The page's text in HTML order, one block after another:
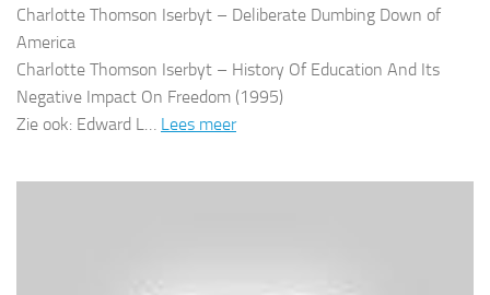
Charlotte Thomson Iserbyt – Deliberate Dumbing Down of
America
Charlotte Thomson Iserbyt – History Of Education And Its
Negative Impact On Freedom (1995)
Zie ook: Edward L… Lees meer